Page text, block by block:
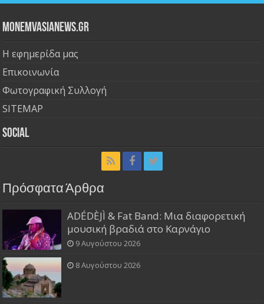
Monemvasianews.gr
Η εφημερίδα μας
Επικοινωνία
Φωτογραφική Συλλογή
SITEMAP
Social
Πρόσφατα Άρθρα
ADÉDÈJÌ & Fat Band: Μια διαφορετική
μουσική βραδιά στο Καρνάγιο
9 Αυγούστου 2026
8 Αυγούστου 2026